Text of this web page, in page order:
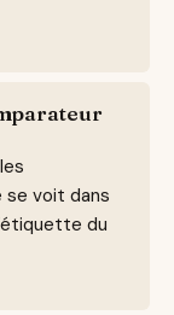
se voit dans
du